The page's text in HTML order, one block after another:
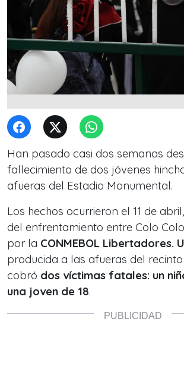
Han pasado casi dos semanas
fallecimiento de dos jóvenes
afueras del Estadio Monumental.
Los hechos ocurrieron el 11 de
del enfrentamiento entre Colo
por la CONMEBOL Libertadores. U
producida a las afueras del
cobró dos víctimas fatales: un
una joven de 18.